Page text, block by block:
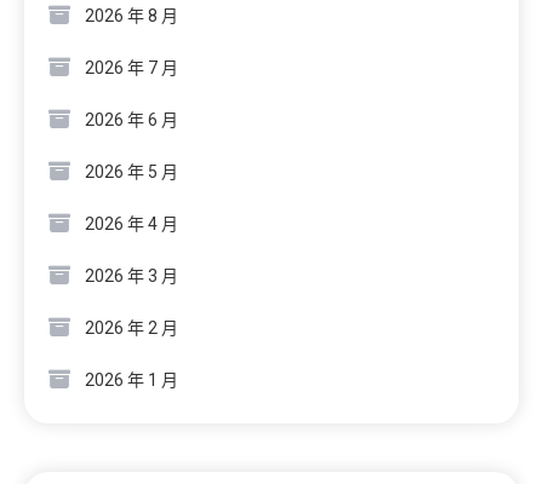
2026 年 8 月
2026 年 7 月
2026 年 6 月
2026 年 5 月
2026 年 4 月
2026 年 3 月
2026 年 2 月
2026 年 1 月